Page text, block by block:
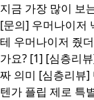
지금 가장 많이 보
[문의] 우머나이저
테 우머나이저 줬
가요? [1] [심층리
짜 의미 [심층리뷰]
텐가 플립 제로 특